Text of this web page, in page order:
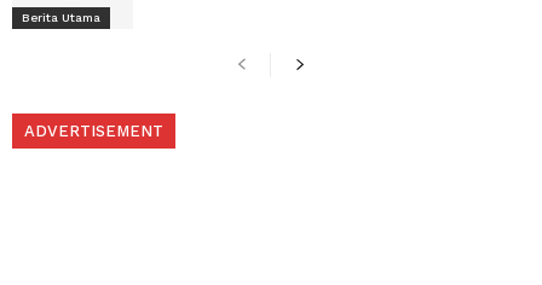
Berita Utama
ADVERTISEMENT